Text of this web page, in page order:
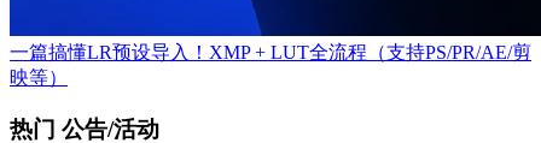
一篇搞懂LR预设导入！XMP + LUT全流程（支持PS/PR/AE/剪
映等）
热门 公告/活动